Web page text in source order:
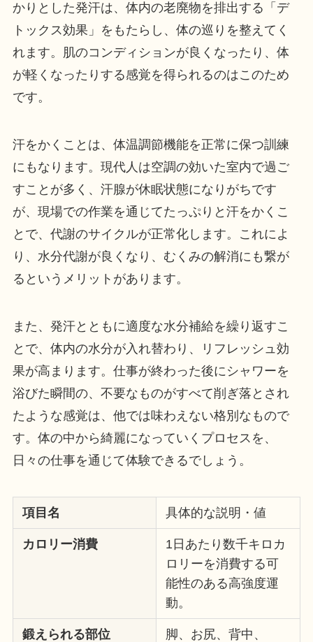
かりとした発汗は、体内の老廃物を排出する「デ
トックス効果」をもたらし、体の巡りを整えてく
れます。肌のコンディションが良くなったり、体
が軽くなったりする感覚を得られるのはこのため
です。
汗をかくことは、体温調節機能を正常に保つ訓練
にもなります。現代人は空調の効いた室内で過ご
すことが多く、汗腺が休眠状態になりがちです
が、現場での作業を通じてたっぷりと汗をかくこ
とで、代謝のサイクルが正常化します。これによ
り、水分代謝が良くなり、むくみの解消にも繋が
るというメリットがあります。
また、発汗とともに適度な水分補給を繰り返すこ
とで、体内の水分が入れ替わり、リフレッシュ効
果が高まります。仕事が終わった後にシャワーを
浴びた瞬間の、不要なものがすべて削ぎ落とされ
たような感覚は、他では味わえない格別なもので
す。体の中から綺麗になっていくプロセスを、
日々の仕事を通じて体験できるでしょう。
項目名 具体的な説明・値
カロリー消費
1日あたり数千キロカ
ロリーを消費する可
能性のある高強度運
動。
鍛えられる部位
脚、お尻、背中、